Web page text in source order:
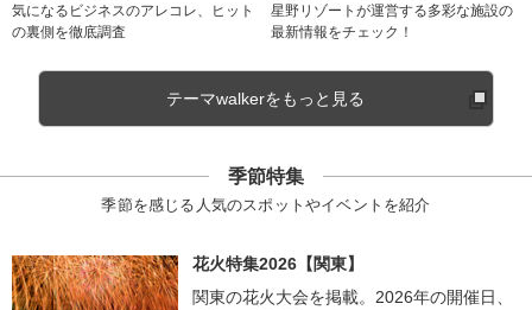
気になるビジネスのアレコレ、ヒット
の裏側を徹底調査
星野リゾートが運営する多彩な施設の
最新情報をチェック！
テーマwalkerをもっと見る
季節特集
季節を感じる人気のスポットやイベントを紹介
花火特集2026【関東】
関東の花火大会を掲載。2026年の開催日、